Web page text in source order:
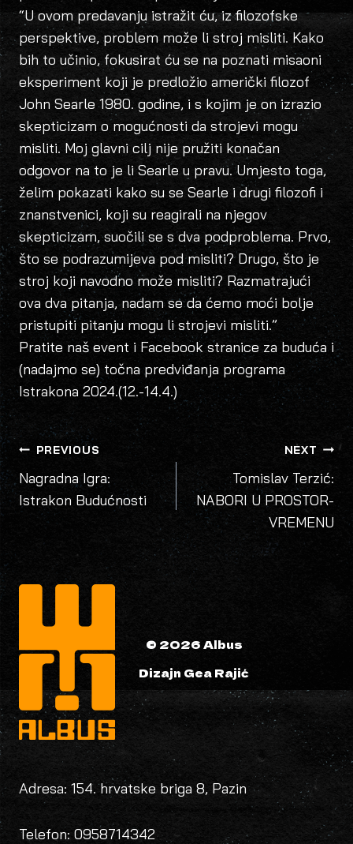
“U ovom predavanju istražit ću, iz filozofske
perspektive, problem može li stroj misliti. Kako
bih to učinio, fokusirat ću se na poznati misaoni
eksperiment koji je predložio američki filozof
John Searle 1980. godine, i s kojim je on izrazio
skepticizam o mogućnosti da strojevi mogu
misliti. Moj glavni cilj nije pružiti konačan
odgovor na to je li Searle u pravu. Umjesto toga,
želim pokazati kako su se Searle i drugi filozofi i
znanstvenici, koji su reagirali na njegov
skepticizam, suočili se s dva podproblema. Prvo,
što se podrazumijeva pod misliti? Drugo, što je
stroj koji navodno može misliti? Razmatrajući
ova dva pitanja, nadam se da ćemo moći bolje
pristupiti pitanju mogu li strojevi misliti.”
Pratite naš event i Facebook stranice za buduća i
(nadajmo se) točna predviđanja programa
Istrakona 2024.(12.-14.4.)
POST
NAVIGATION
PREVIOUS
Nagradna Igra:
Istrakon Budućnosti
NEXT
Tomislav Terzić:
NABORI U PROSTOR-
VREMENU
© 2026 Albus
Dizajn Gea Rajić
Adresa: 154. hrvatske briga 8, Pazin
Telefon: 0958714342